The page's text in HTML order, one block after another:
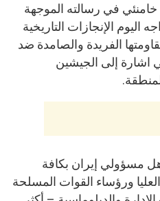
خامنئي في رسالته الموجهة
اليوم الإنجازات التاريخية
الفريدة والصامدة ضد
اشارة إلى الجيشين
مسؤولي إيران بكافة
ورؤساء القوات المسلحة